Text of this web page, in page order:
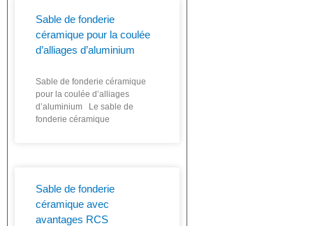
Sable de fonderie
céramique pour la coulée
d’alliages d’aluminium
Sable de fonderie céramique
pour la coulée d’alliages
d’aluminium Le sable de
fonderie céramique
Sable de fonderie
céramique avec
avantages RCS